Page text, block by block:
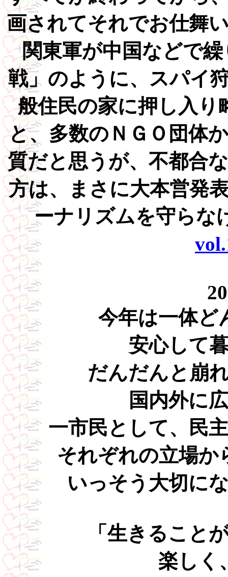
画されてそれでお仕舞
関東軍が中国などで
戦」のように、スパイ
般住民の家に押し入
と、多数のＮＧＯ団体
質だと思うが、不都合
方は、まさに大本営発
ーナリズムを守らな
今年は一体ど
安心して
だんだんと崩
国内外に
一市民として、民
それぞれの立場か
いっそう大切に
「生きること
楽しく